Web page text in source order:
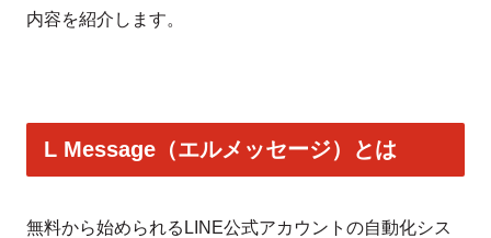
内容を紹介します。
L Message（エルメッセージ）とは
無料から始められるLINE公式アカウントの自動化シス